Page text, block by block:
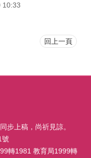
10:33
回上一頁
步上稿，尚祈見諒。
號
轉1981 教育局1999轉